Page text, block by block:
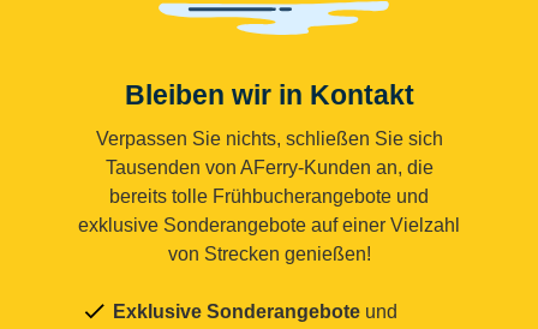
Bleiben wir in Kontakt
Verpassen Sie nichts, schließen Sie sich
Tausenden von AFerry-Kunden an, die
bereits tolle Frühbucherangebote und
exklusive Sonderangebote auf einer Vielzahl
von Strecken genießen!
Exklusive Sonderangebote und